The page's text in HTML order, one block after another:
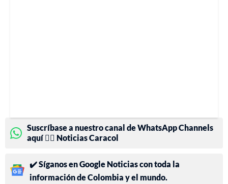
Suscríbase a nuestro canal de WhatsApp Channels
aquí 👉🏻 Noticias Caracol
✔️ Síganos en Google Noticias con toda la
información de Colombia y el mundo.